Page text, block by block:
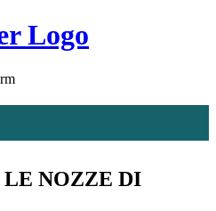
LE NOZZE DI